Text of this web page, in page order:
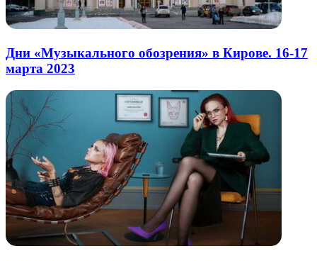
Дни «Музыкального обозрения» в Кирове. 16-17
марта 2023